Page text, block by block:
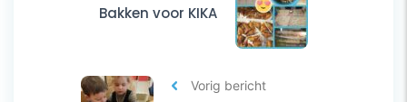
Vorig bericht
Bakken voor KIKA